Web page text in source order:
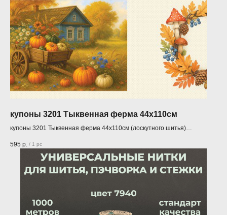
купоны 3201 Тыквенная ферма 44х110см
купоны 3201 Тыквенная ферма 44х110см (лоскутного шитья)
595 р. / 1 pc